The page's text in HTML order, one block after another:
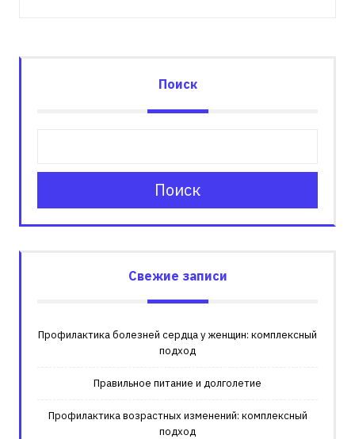
Поиск
Поиск
Свежие записи
Профилактика болезней сердца у женщин: комплексный
подход
Правильное питание и долголетие
Профилактика возрастных изменений: комплексный
подход